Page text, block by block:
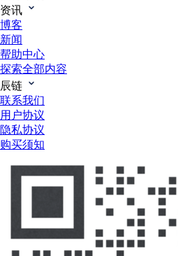
资讯
博客
新闻
帮助中心
探索全部内容
辰链
联系我们
用户协议
隐私协议
购买须知